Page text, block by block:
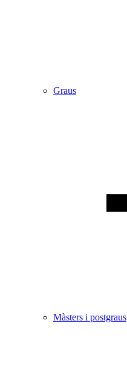
Graus
Màsters i postgraus